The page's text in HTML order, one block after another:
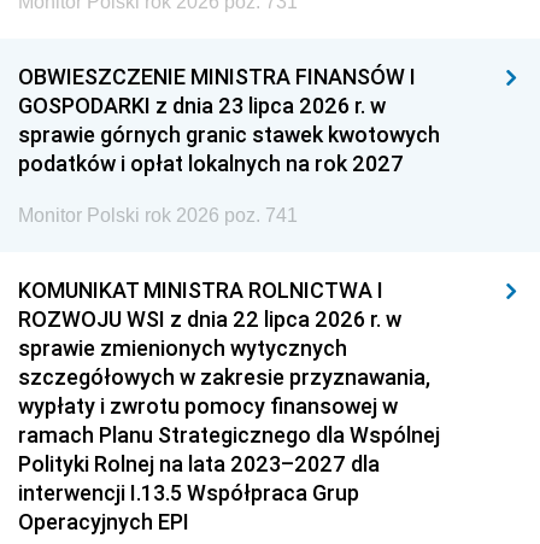
OBWIESZCZENIE MINISTRA FINANSÓW I
GOSPODARKI z dnia 23 lipca 2026 r. w
sprawie górnych granic stawek kwotowych
podatków i opłat lokalnych na rok 2027
Monitor Polski rok 2026 poz. 741
KOMUNIKAT MINISTRA ROLNICTWA I
ROZWOJU WSI z dnia 22 lipca 2026 r. w
sprawie zmienionych wytycznych
szczegółowych w zakresie przyznawania,
wypłaty i zwrotu pomocy finansowej w
ramach Planu Strategicznego dla Wspólnej
Polityki Rolnej na lata 2023–2027 dla
interwencji I.13.5 Współpraca Grup
Operacyjnych EPI